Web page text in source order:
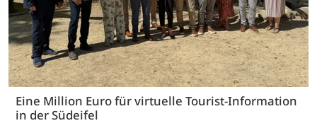
Eine Million Euro für virtuelle Tourist-Information
in der Südeifel